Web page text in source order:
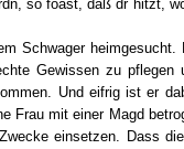
so foast, daß dr hitzt,
Schwager heimgesucht.
Gewissen zu pflegen
Und eifrig ist er
Frau mit einer Magd
einsetzen. Dass